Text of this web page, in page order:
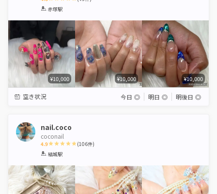
1 2 3
赤塚駅
¥10,000 ¥10,000 ¥10,000
空き状況 今日 ◎ 明日 ◎ 明後日 ◎
nail.coco
coconail
4.9
1 2 3
(106件)
結城駅